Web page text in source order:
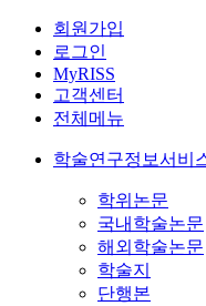
회원가입
로그인
MyRISS
고객센터
전체메뉴
학술연구정보서비
학위논문
국내학술논문
해외학술논문
학술지
단행본